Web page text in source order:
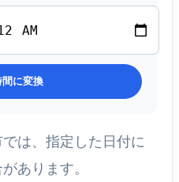
間に変換
は、指定した日付に
あります。